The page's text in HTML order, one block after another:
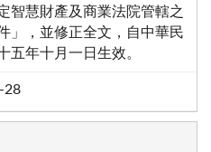
智慧財產及商業法院管轄之
」，並修正全文，自中華民
五年十月一日生效。
28